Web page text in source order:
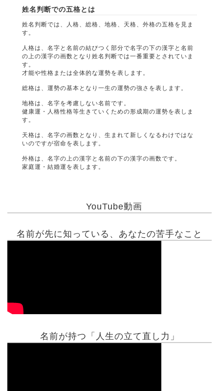
姓名判断での五格とは
姓名判断では、人格、総格、地格、天格、外格の五格を見ま
す。
人格は、名字と名前の結びつく部分で名字の下の漢字と名前
の上の漢字の画数となり姓名判断では一番重要とされていま
す。
才能や性格または全体的な運勢を表します。
総格は、運勢の基本となり一生の運勢の強さを表します。
地格は、名字を考慮しない名前です。
健康運・人格性格等生きていくための形成期の運勢を表しま
す。
天格は、名字の画数となり、生まれて新しくなるわけではな
いのですが宿命を表します。
外格は、名字の上の漢字と名前の下の漢字の画数です。
家庭運・結婚運を表します。
YouTube動画
名前が先に知っている、あなたの苦手なこと
名前が持つ「人生の立て直し力」